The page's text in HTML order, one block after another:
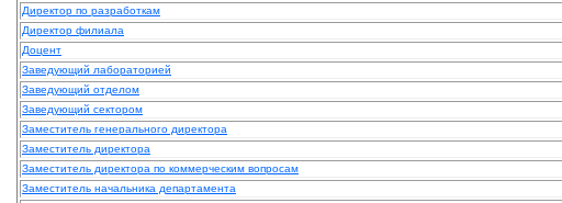
Директор по разработкам
Директор филиала
Доцент
Заведующий лабораторией
Заведующий отделом
Заведующий сектором
Заместитель генерального директора
Заместитель директора
Заместитель директора по коммерческим вопросам
Заместитель начальника департамента